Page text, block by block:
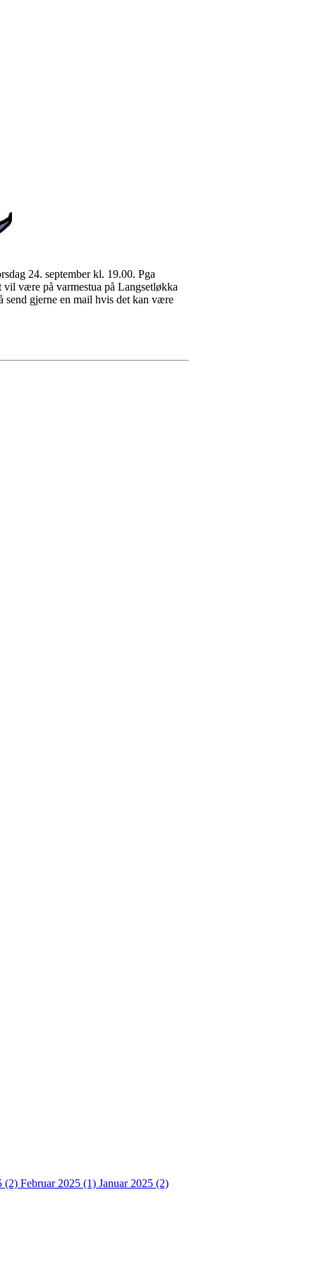
24. september kl. 19.00. Pga
vil være på varmestua på Langsetløkka
send gjerne en mail hvis det kan være
(2) Februar 2025 (1) Januar 2025 (2)